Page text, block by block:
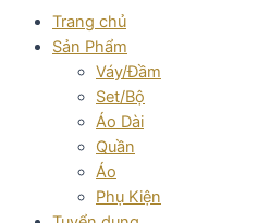
Trang chủ
Sản Phẩm
Váy/Đầm
Set/Bộ
Áo Dài
Quần
Áo
Phụ Kiện